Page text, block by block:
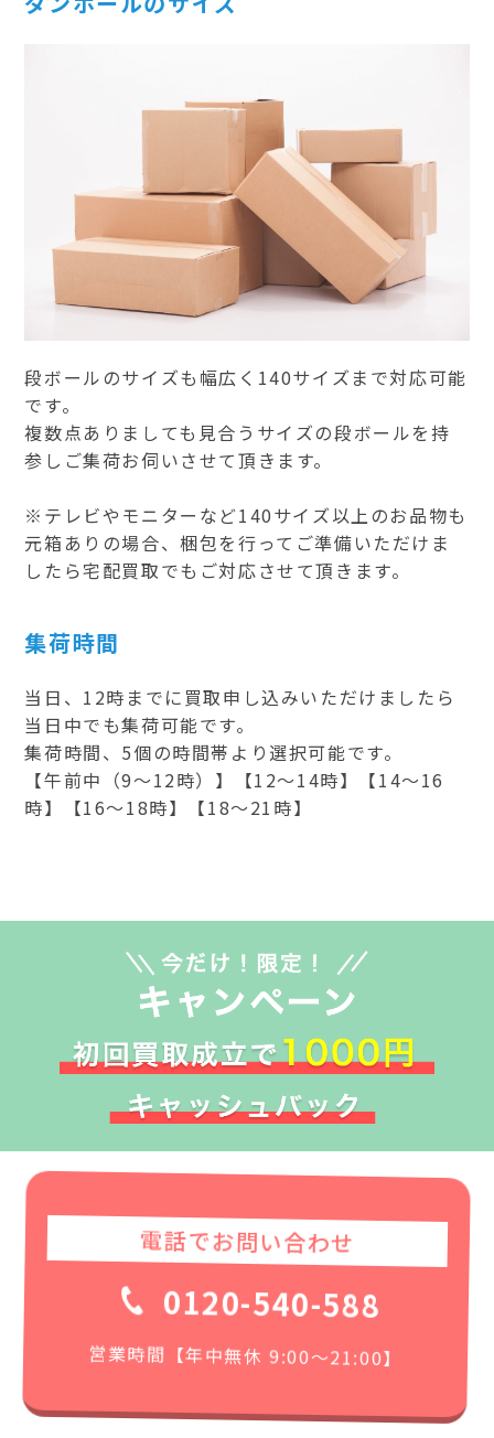
段ボールのサイズも幅広く140サイズまで対応可能
です。
複数点ありましても見合うサイズの段ボールを持
参しご集荷お伺いさせて頂きます。
※テレビやモニターなど140サイズ以上のお品物も
元箱ありの場合、梱包を行ってご準備いただけま
したら宅配買取でもご対応させて頂きます。
集荷時間
当日、12時までに買取申し込みいただけましたら
当日中でも集荷可能です。
集荷時間、5個の時間帯より選択可能です。
【午前中（9～12時）】【12～14時】【14～16
時】【16～18時】【18～21時】
電話でお問い合わせ
0120-540-588
営業時間【年中無休 9:00〜21:00】